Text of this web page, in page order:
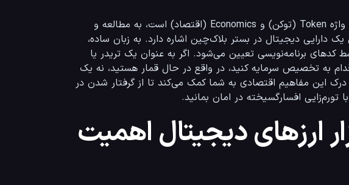
ارزهای دیجیتال اهمیت